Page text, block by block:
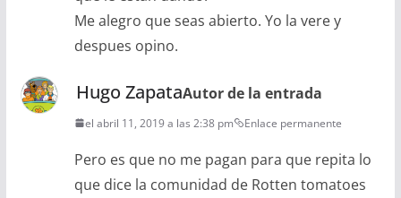
Me alegro que seas abierto. Yo la vere y
despues opino.
Hugo ZapataAutor de la entrada
el abril 11, 2019 a las 2:38 pm Enlace permanente
Pero es que no me pagan para que repita lo
que dice la comunidad de Rotten tomatoes